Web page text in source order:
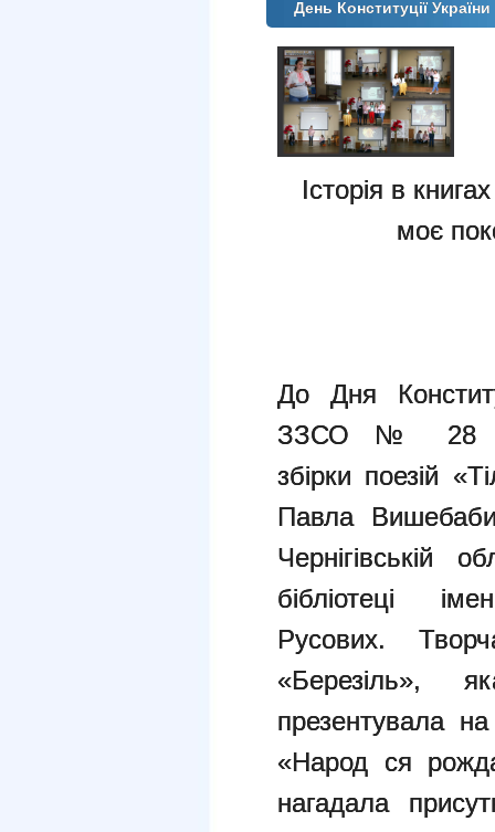
День Конституції
Історія в
моє
До Дня
ЗЗСО № 28
збірки поезій
Павла
Чернігівській
бібліотеці
Русових.
презентувала
«Народ ся
нагадала